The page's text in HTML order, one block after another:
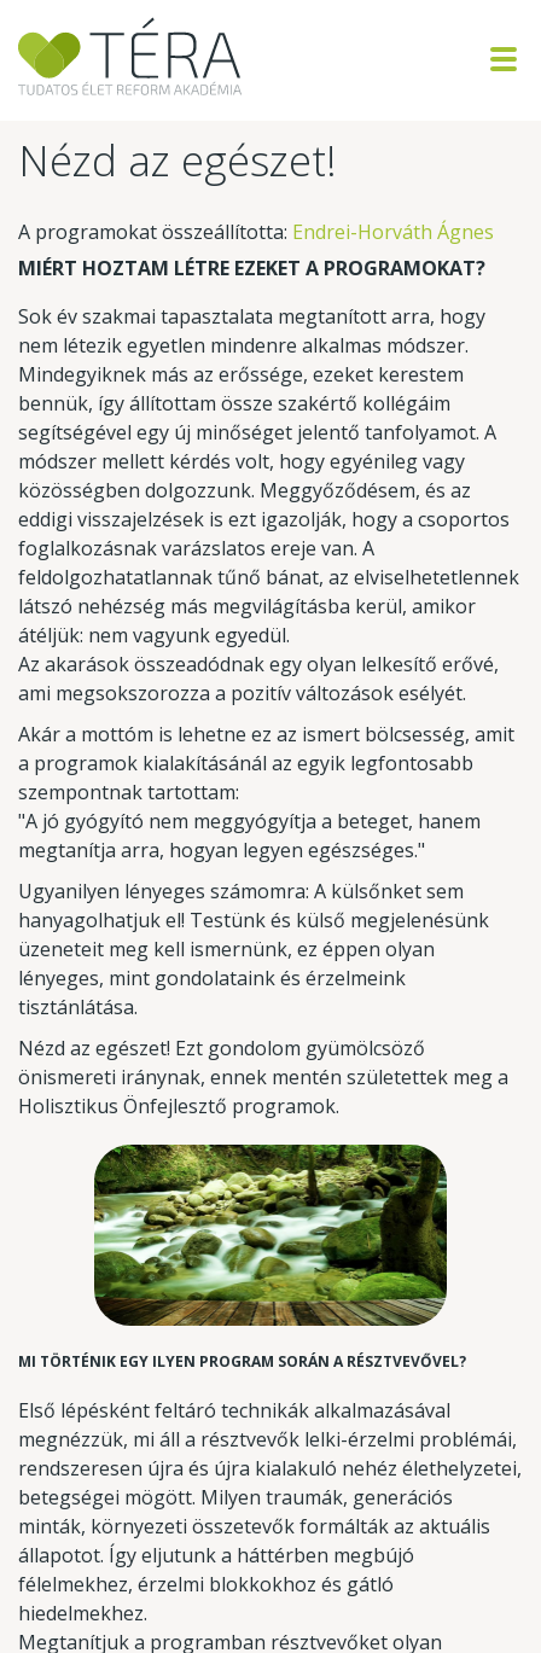
Nézd az egészet!
A programokat összeállította: Endrei-Horváth Ágnes
MIÉRT HOZTAM LÉTRE EZEKET A PROGRAMOKAT?
Sok év szakmai tapasztalata megtanított arra, hogy
nem létezik egyetlen mindenre alkalmas módszer.
Mindegyiknek más az erőssége, ezeket kerestem
bennük, így állítottam össze szakértő kollégáim
segítségével egy új minőséget jelentő tanfolyamot. A
módszer mellett kérdés volt, hogy egyénileg vagy
közösségben dolgozzunk. Meggyőződésem, és az
eddigi visszajelzések is ezt igazolják, hogy a csoportos
foglalkozásnak varázslatos ereje van. A
feldolgozhatatlannak tűnő bánat, az elviselhetetlennek
látszó nehézség más megvilágításba kerül, amikor
átéljük: nem vagyunk egyedül.
Az akarások összeadódnak egy olyan lelkesítő erővé,
ami megsokszorozza a pozitív változások esélyét.
Akár a mottóm is lehetne ez az ismert bölcsesség, amit
a programok kialakításánál az egyik legfontosabb
szempontnak tartottam:
"A jó gyógyító nem meggyógyítja a beteget, hanem
megtanítja arra, hogyan legyen egészséges."
Ugyanilyen lényeges számomra: A külsőnket sem
hanyagolhatjuk el! Testünk és külső megjelenésünk
üzeneteit meg kell ismernünk, ez éppen olyan
lényeges, mint gondolataink és érzelmeink
tisztánlátása.
Nézd az egészet! Ezt gondolom gyümölcsöző
önismereti iránynak, ennek mentén születettek meg a
Holisztikus Önfejlesztő programok.
MI TÖRTÉNIK EGY ILYEN PROGRAM SORÁN A RÉSZTVEVŐVEL?
Első lépésként feltáró technikák alkalmazásával
megnézzük, mi áll a résztvevők lelki-érzelmi problémái,
rendszeresen újra és újra kialakuló nehéz élethelyzetei,
betegségei mögött. Milyen traumák, generációs
minták, környezeti összetevők formálták az aktuális
állapotot. Így eljutunk a háttérben megbújó
félelmekhez, érzelmi blokkokhoz és gátló
hiedelmekhez.
Megtanítjuk a programban résztvevőket olyan